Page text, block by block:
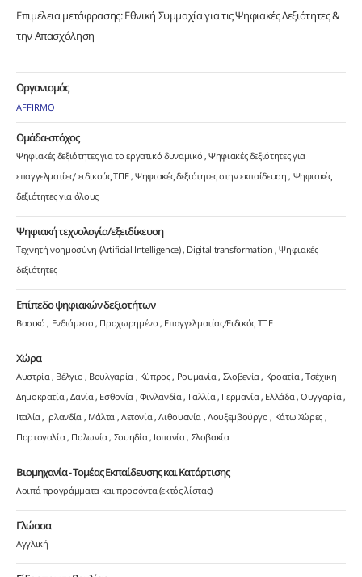
Επιμέλεια μετάφρασης: Εθνική Συμμαχία για τις Ψηφιακές Δεξιότητες &
την Απασχόληση
Οργανισμός
AFFIRMO
Ομάδα-στόχος
Ψηφιακές δεξιότητες για το εργατικό δυναμικό Ψηφιακές δεξιότητες για
επαγγελματίες/ ειδικούς ΤΠΕ Ψηφιακές δεξιότητες στην εκπαίδευση Ψηφιακές
δεξιότητες για όλους
Ψηφιακή τεχνολογία/εξειδίκευση
Τεχνητή νοημοσύνη (Artificial Intelligence) Digital transformation Ψηφιακές
δεξιότητες
Επίπεδο ψηφιακών δεξιοτήτων
Βασικό Ενδιάμεσο Προχωρημένο Επαγγελματίας/Ειδικός ΤΠΕ
Χώρα
Αυστρία Βέλγιο Βουλγαρία Κύπρος Ρουμανία Σλοβενία Κροατία Τσέχικη
Δημοκρατία Δανία Εσθονία Φινλανδία Γαλλία Γερμανία Ελλάδα Ουγγαρία
Ιταλία
Ιρλανδία Μάλτα Λετονία Λιθουανία Λουξεμβούργο
Κάτω Χώρες
Πορτογαλία Πολωνία Σουηδία Ισπανία Σλοβακία
Βιομηχανία - Τομέας Εκπαίδευσης και Κατάρτισης
Λοιπά προγράμματα και προσόντα (εκτός λίστας)
Γλώσσα
Αγγλική